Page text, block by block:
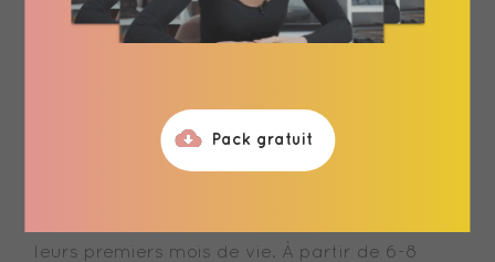
maternelle dès la 30e semaine de grossesse,
leurs premiers mois de vie. À partir de 6-8
Pack gratuit